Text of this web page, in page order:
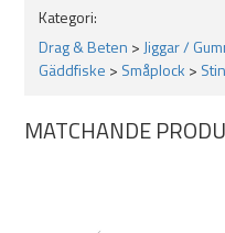
Kategori:
Drag & Beten > Jiggar /
Gäddfiske > Småplock >
MATCHANDE